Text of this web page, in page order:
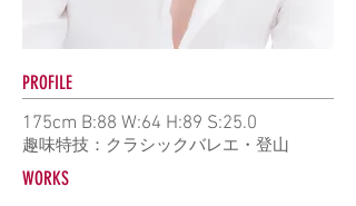
PROFILE
175cm B:88 W:64 H:89 S:25.0
趣味特技：クラシックバレエ・登山
WORKS